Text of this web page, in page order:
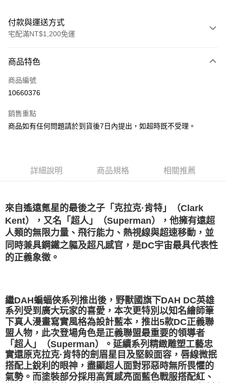
付款與運送方式
宅配滿NT$1,200免運
信用卡一次付款
LINE Pay
街口支付
相關說明
【大哥付你分期使用說明】
1.本服務由台灣大哥大提供，台灣大哥大用戶可立即使用無須另外申請。
2.付款方式選擇「大哥付你分期」，訂單成立後會自動跳轉到大哥付的交易
流程，驗證手機門號後，選擇欲分期的期數、繳款截止日，確認付款後即完
成交易。
法說明評估內容。
【繳款方式說明】
1.分期款項不併入電信帳單，「大哥付你分期」於每月結算日後寄送繳費提
醒簡訊。
2.透過簡訊連結打開帳單後，可選擇「超商條碼／台灣大直營門市／銀行轉
帳／街口支付／iPASS MONEY」等通路繳費。
【注意事項】
1.本服務係由「台灣大哥大股份有限公司」（以下簡稱本公司）所提供，讓
用戶於交易時，得透過本服務購買商品或服務，並由商店將買賣／分期付款
AFTEE先享後付
相關說明
【關於「AFTEE先享後付」】
AFTEE先享後付是「在收到商品之後才付款」的支付方式。 讓您購物簡單
３．安心：先確認商品／服務後，再付款。
【「AFTEE先享後付」結帳流程】
１．於結帳方式選擇「AFTEE先享後付」後，將跳轉至「AFTEE先享後付」
結帳頁面，進行簡訊認證並確認金額後，即可完成結帳。
２．訂單成立數日內，您將收到繳費通知簡訊。
３．收到繳費通知簡訊後14天內，點擊此簡訊中的連結，可透過四大超商／
ATM／網路銀行／等多元方式進行付款，方視為交易完成。
※ 請注意：結帳手續完成當下不需立刻繳費，但若您需要取消訂單，請聯絡
購買商品的店家。未經商家同意取消之訂單仍視為有效，需透過AFTEE先享
ATM付款
宅配
每筆NT$120，滿NT$1,200(含以上)免運費
宅配-離島
每筆NT$300
海外宅配 查看運費
商品特色
商品編號
10660376
銷售重點
商品如有任何問題請於到貨後7日內提出，如超時既不受理。
詳細說明 商品規格 相關推薦
來自遙遠氪星的最後之子「克拉克·肯特」（Clark
Kent），又名「超人」（Superman），他擁有遠超
人類的無限力量、飛行能力、熱視線與超速移動，並
同時兼具鋼鐵之軀及超凡感官，是DC宇宙最具代表性
的正義象徵。
繼DAH蝙蝠俠系列推出後，野獸國旗下DAH DC英雄
系列受到廣大玩家的喜愛，本次更特別以知名繪師筆
下真人漫畫寫實風格為設計藍本，推出5款DC正義聯
盟人物，此次登場角色是正義聯盟最重要的領導者
「超人」（Superman）。延續系列精緻雕塑工藝忠
實還原克拉克·肯特的劍眉星目及堅毅面容，唇線微抿
搭配上銳利的眼神，盡顯超人面對邪惡時無所畏懼的
氣勢。而塗裝部分採用高質感亮面藍色戰服搭配紅、